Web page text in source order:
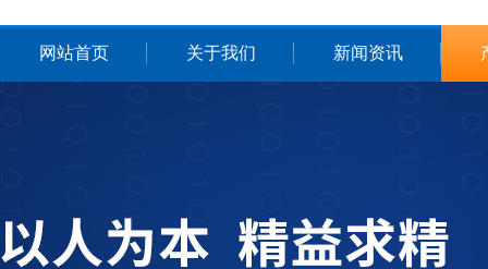
网站首页 关于我们 新闻资讯